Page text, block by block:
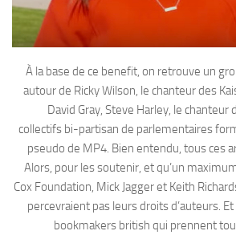
À la base de ce benefit, on retrouve un
autour de Ricky Wilson, le chanteur des
David Gray, Steve Harley, le chanteur
collectifs bi-partisan de parlementaires
pseudo de MP4. Bien entendu, tous ces
Alors, pour les soutenir, et qu’un
Cox Foundation, Mick Jagger et Keith
percevraient pas leurs droits d’auteurs.
bookmakers british qui prennent